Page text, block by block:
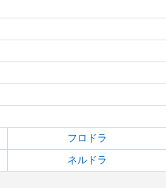
フロドラ
ネルドラ